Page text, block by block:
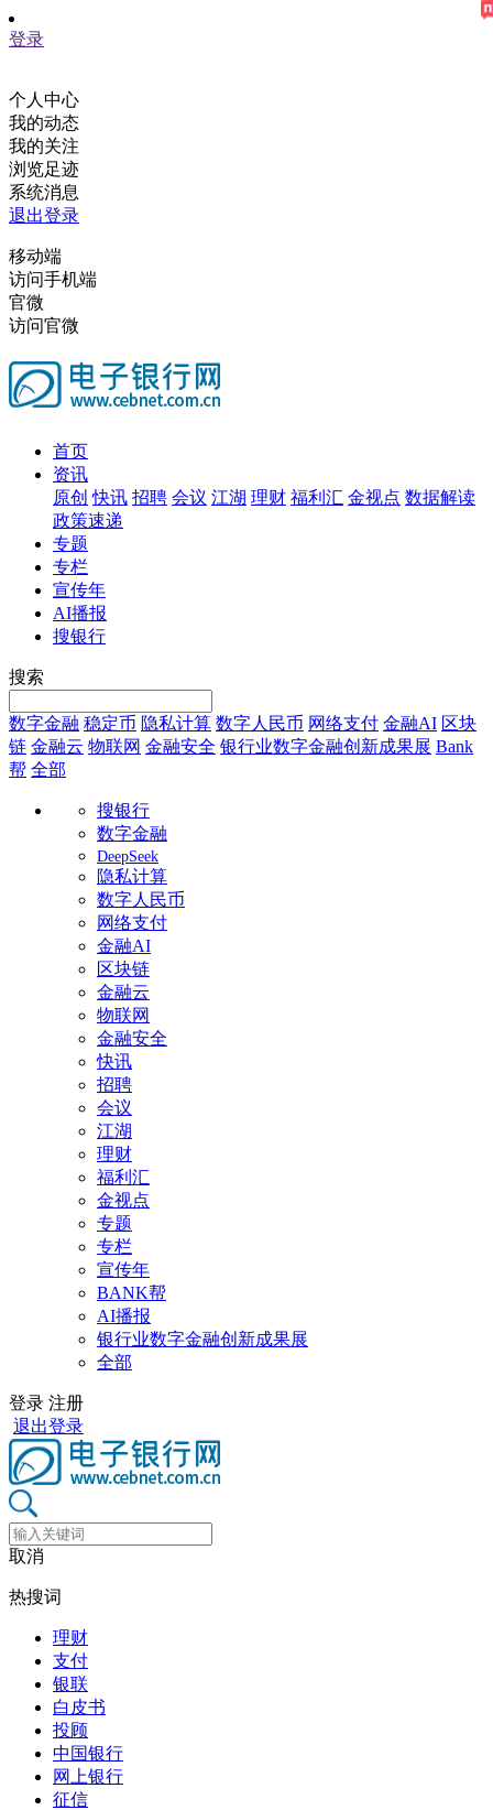
登录
个人中心
我的动态
我的关注
浏览足迹
系统消息
退出登录
移动端
访问手机端
官微
访问官微
首页
资讯
原创 快讯 招聘 会议 江湖 理财 福利汇 金视点 数据解读
政策速递
专题
专栏
宣传年
AI播报
搜银行
搜索
数字金融 稳定币 隐私计算 数字人民币 网络支付 金融AI 区块
链 金融云 物联网 金融安全 银行业数字金融创新成果展 Bank
帮 全部
搜银行
数字金融
DeepSeek
隐私计算
数字人民币
网络支付
金融AI
区块链
金融云
物联网
金融安全
快讯
招聘
会议
江湖
理财
福利汇
金视点
专题
专栏
宣传年
BANK帮
AI播报
银行业数字金融创新成果展
全部
登录 注册
退出登录
取消
热搜词
理财
支付
银联
白皮书
投顾
中国银行
网上银行
征信